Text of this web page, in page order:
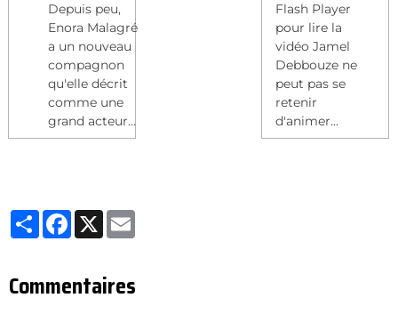
Depuis peu,
Enora Malagré
a un nouveau
compagnon
qu'elle décrit
comme une
grand acteur...
Flash Player
pour lire la
vidéo Jamel
Debbouze ne
peut pas se
retenir
d'animer...
Partager
Facebook
X
Commentaires